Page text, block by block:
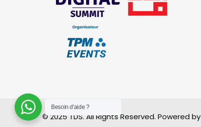
© 2025 TDS. All Rights Reserved. Powered by
Besoin d'aide ?